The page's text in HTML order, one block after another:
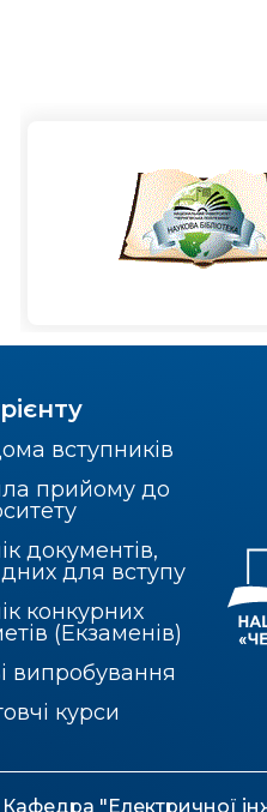
вступників
прийому до
документів,
для вступу
конкурних
(Екзаменів)
випробування
курси
"Електричної